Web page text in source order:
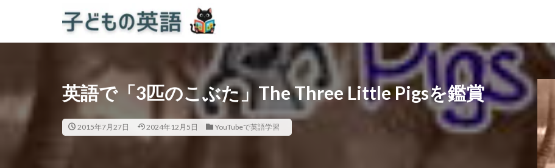
英語で「3匹のこぶた」The Three Little Pigsを鑑賞
2015年7月27日 2024年12月5日 YouTubeで英語学習